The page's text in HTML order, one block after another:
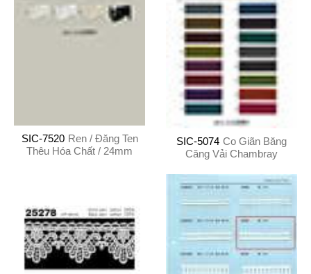
SIC-7520 Ren / Đăng Ten
Thêu Hóa Chất / 24mm
SIC-5074 Co Giãn Băng
Căng Vải Chambray